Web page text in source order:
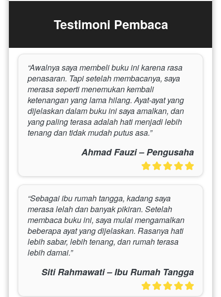
Testimoni Pembaca
“Awalnya saya membeli buku ini karena rasa
penasaran. Tapi setelah membacanya, saya
merasa seperti menemukan kembali
ketenangan yang lama hilang. Ayat-ayat yang
dijelaskan dalam buku ini saya amalkan, dan
yang paling terasa adalah hati menjadi lebih
tenang dan tidak mudah putus asa.”
Ahmad Fauzi – Pengusaha
“Sebagai ibu rumah tangga, kadang saya
merasa lelah dan banyak pikiran. Setelah
membaca buku ini, saya mulai mengamalkan
beberapa ayat yang dijelaskan. Rasanya hati
lebih sabar, lebih tenang, dan rumah terasa
lebih damai.”
Siti Rahmawati – Ibu Rumah Tangga